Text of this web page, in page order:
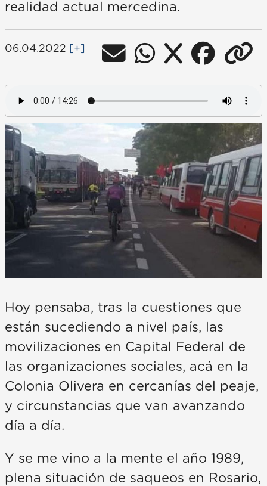
realidad actual mercedina.
06.04.2022 [+]
Hoy pensaba, tras la cuestiones que
están sucediendo a nivel país, las
movilizaciones en Capital Federal de
las organizaciones sociales, acá en la
Colonia Olivera en cercanías del peaje,
y circunstancias que van avanzando
día a día.
Y se me vino a la mente el año 1989,
plena situación de saqueos en Rosario,